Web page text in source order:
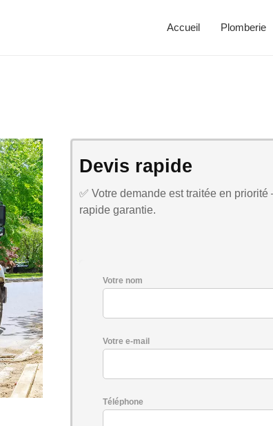
Accueil Plomberie
Devis rapide
✅ Votre demande est traitée en
rapide garantie.
Votre nom
Votre e-mail
Téléphone